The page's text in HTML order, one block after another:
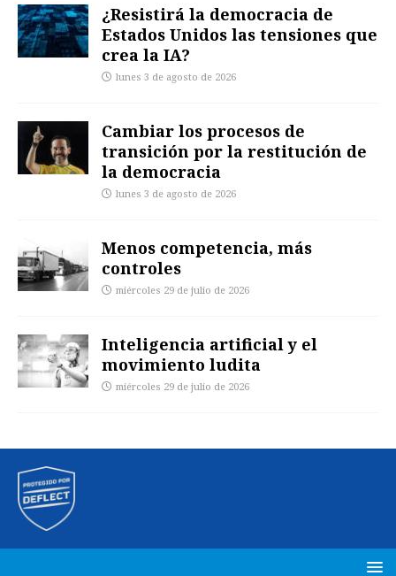
¿Resistirá la democracia de
Estados Unidos las tensiones que
crea la IA?
lunes 3 de agosto de 2026
Cambiar los procesos de
transición por la restitución de
la democracia
lunes 3 de agosto de 2026
Menos competencia, más
controles
miércoles 29 de julio de 2026
Inteligencia artificial y el
movimiento ludita
miércoles 29 de julio de 2026